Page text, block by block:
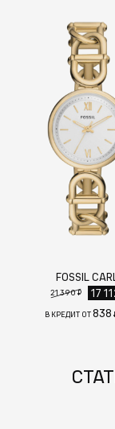
FOSSIL
21 390 ₽ 17
В КРЕДИТ ОТ838